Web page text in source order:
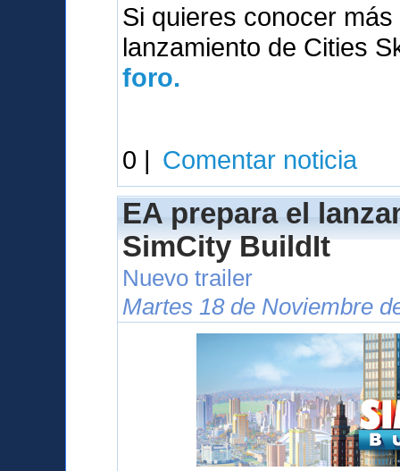
Si quieres conocer
lanzamiento de Cities
foro.
0 | Comentar noticia
EA prepara el
SimCity BuildIt
Nuevo trailer
Martes 18 de Noviembre